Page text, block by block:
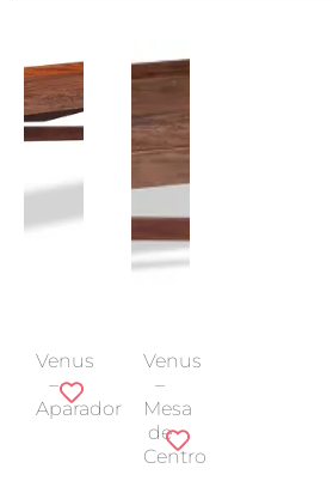
Venus
–
Aparador
Venus
–
Mesa
de
Centro